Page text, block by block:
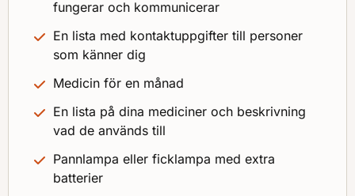
fungerar och kommunicerar
En lista med kontaktuppgifter till personer
som känner dig
Medicin för en månad
En lista på dina mediciner och beskrivning
vad de används till
Pannlampa eller ficklampa med extra
batterier